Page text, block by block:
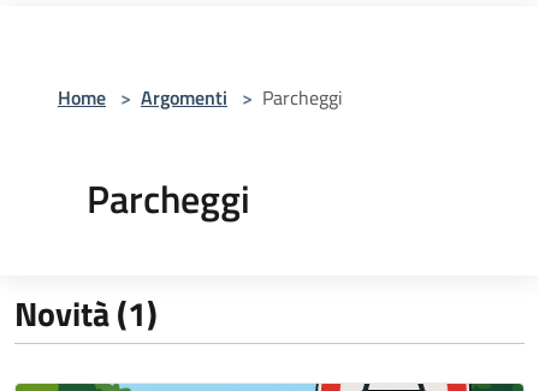
Home > Argomenti > Parcheggi
Parcheggi
Novità (1)